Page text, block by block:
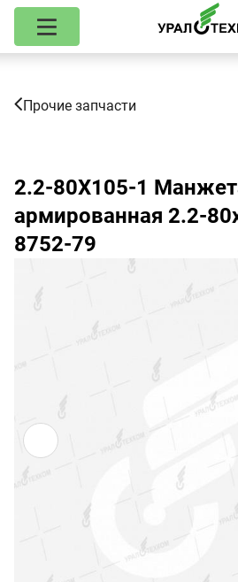
Прочие запчасти
2.2-80Х105-1
армированная 2.2-
8752-79